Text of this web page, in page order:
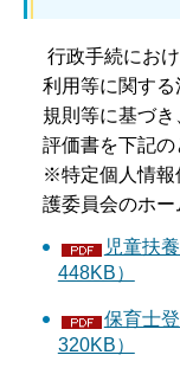
行政手続にお
利用等に関す
規則等に基づ
評価書を下記の
※特定個人情報
護委員会のホー
児童扶
448KB）
保育士
320KB）